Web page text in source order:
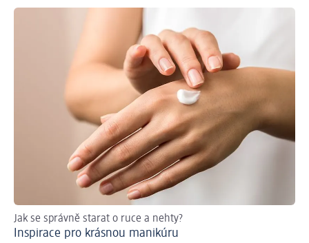
Jak se správně starat o ruce a nehty?
Inspirace pro krásnou manikúru